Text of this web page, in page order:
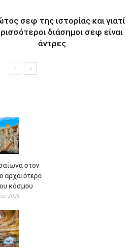
σεφ της ιστορίας και γιατί
διάσημοι σεφ είναι
άντρες
στον
αρχαιότερο
κόσμου
2026